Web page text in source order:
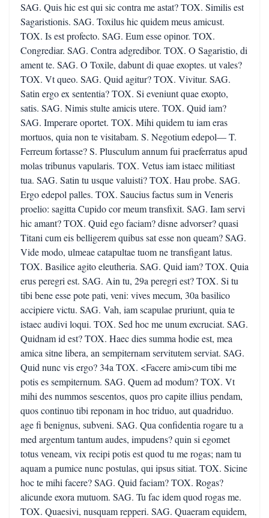
SAG. Quis hic est qui sic contra me astat? TOX. Similis est
Sagaristionis. SAG. Toxilus hic quidem meus amicust.
TOX. Is est profecto. SAG. Eum esse opinor. TOX.
Congrediar. SAG. Contra adgredibor. TOX. O Sagaristio, di
ament te. SAG. O Toxile, dabunt di quae exoptes. ut vales?
TOX. Vt queo. SAG. Quid agitur? TOX. Vivitur. SAG.
Satin ergo ex sententia? TOX. Si eveniunt quae exopto,
satis. SAG. Nimis stulte amicis utere. TOX. Quid iam?
SAG. Imperare oportet. TOX. Mihi quidem tu iam eras
mortuos, quia non te visitabam. S. Negotium edepol— T.
Ferreum fortasse? S. Plusculum annum fui praeferratus apud
molas tribunus vapularis. TOX. Vetus iam istaec militiast
tua. SAG. Satin tu usque valuisti? TOX. Hau probe. SAG.
Ergo edepol palles. TOX. Saucius factus sum in Veneris
proelio: sagitta Cupido cor meum transfixit. SAG. Iam servi
hic amant? TOX. Quid ego faciam? disne advorser? quasi
Titani cum eis belligerem quibus sat esse non queam? SAG.
Vide modo, ulmeae catapultae tuom ne transfigant latus.
TOX. Basilice agito eleutheria. SAG. Quid iam? TOX. Quia
erus peregri est. SAG. Ain tu, 29a peregri est? TOX. Si tu
tibi bene esse pote pati, veni: vives mecum, 30a basilico
accipiere victu. SAG. Vah, iam scapulae pruriunt, quia te
istaec audivi loqui. TOX. Sed hoc me unum excruciat. SAG.
Quidnam id est? TOX. Haec dies summa hodie est, mea
amica sitne libera, an sempiternam servitutem serviat. SAG.
Quid nunc vis ergo? 34a TOX. <Facere ami>cum tibi me
potis es sempiternum. SAG. Quem ad modum? TOX. Vt
mihi des nummos sescentos, quos pro capite illius pendam,
quos continuo tibi reponam in hoc triduo, aut quadriduo.
age fi benignus, subveni. SAG. Qua confidentia rogare tu a
med argentum tantum audes, impudens? quin si egomet
totus veneam, vix recipi potis est quod tu me rogas; nam tu
aquam a pumice nunc postulas, qui ipsus sitiat. TOX. Sicine
hoc te mihi facere? SAG. Quid faciam? TOX. Rogas?
alicunde exora mutuom. SAG. Tu fac idem quod rogas me.
TOX. Quaesivi, nusquam repperi. SAG. Quaeram equidem,